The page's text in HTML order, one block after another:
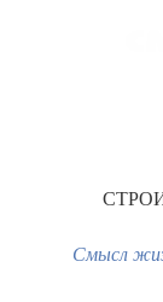
Смысл